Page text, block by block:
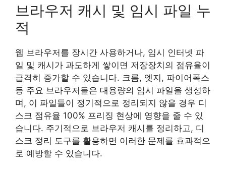
브라우저 캐시 및 임시 파일 누
적
웹 브라우저를 장시간 사용하거나, 임시 인터넷 파
일 및 캐시가 과도하게 쌓이면 저장장치의 점유율이
급격히 증가할 수 있습니다. 크롬, 엣지, 파이어폭스
등 주요 브라우저들은 대용량의 임시 파일을 생성하
며, 이 파일들이 정기적으로 정리되지 않을 경우 디
스크 점유율 100% 프리징 현상에 영향을 줄 수 있
습니다. 주기적으로 브라우저 캐시를 정리하고, 디
스크 정리 도구를 활용하면 이러한 문제를 효과적으
로 예방할 수 있습니다.